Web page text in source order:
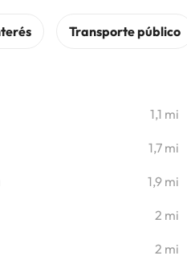
1,1 mi
1,7 mi
1,9 mi
2 mi
2 mi